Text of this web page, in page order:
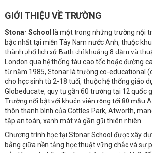
GIỚI THIỆU VỀ TRƯỜNG
Stonar School
là một trong những trường nội
bậc nhất tại miền Tây Nam nước Anh, thuộc
thành phố lịch sử Bath chỉ khoảng 8 dặm và
London qua hệ thống tàu cao tốc hoặc đường
từ năm 1985, Stonar là trường co-educational
cho học sinh từ 2-18 tuổi, thuộc hệ thống giáo
Globeducate, quy tụ gần 60 trường tại 12 quốc
Trường nổi bật với khuôn viên rộng tới 80 mẫu
thôn thanh bình của Cottles Park, Atworth,
tập an toàn, xanh mát và gần gũi thiên nhiên.
Chương trình học tại Stonar School được xây
bằng giữa nền tảng học thuật vững chắc và sự